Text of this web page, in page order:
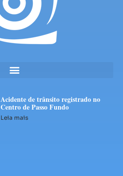
Acidente de trânsito registrado no
Centro de Passo Fundo
Leia mais